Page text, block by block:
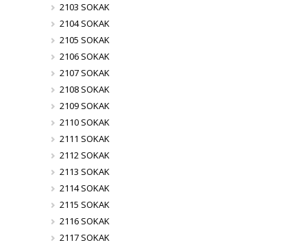
2103 SOKAK
2104 SOKAK
2105 SOKAK
2106 SOKAK
2107 SOKAK
2108 SOKAK
2109 SOKAK
2110 SOKAK
2111 SOKAK
2112 SOKAK
2113 SOKAK
2114 SOKAK
2115 SOKAK
2116 SOKAK
2117 SOKAK